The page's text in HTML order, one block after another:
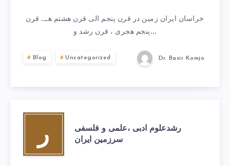
خراسان ایران زمین در قرن پنجم الی قرن هشتم هــ. قرن
پنجم هجری ، قرن رشد و…
Blog Uncategorized Dr. Basir Komjo
ر
رشدعلوم ادبی ،علمی و فلسفی
سرزمین ایران